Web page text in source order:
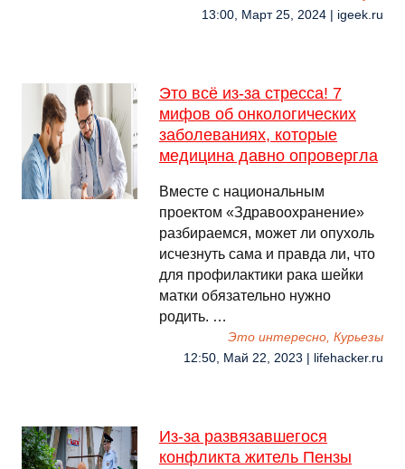
13:00, Март 25, 2024 | igeek.ru
Это всё из-за стресса! 7
мифов об онкологических
заболеваниях, которые
медицина давно опровергла
Вместе с национальным
проектом «Здравоохранение»
разбираемся, может ли опухоль
исчезнуть сама и правда ли, что
для профилактики рака шейки
матки обязательно нужно
родить. …
Это интересно, Курьезы
12:50, Май 22, 2023 | lifehacker.ru
Из-за развязавшегося
конфликта житель Пензы